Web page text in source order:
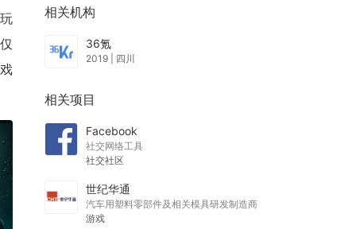
相关机构
36氪
2019 四川
相关项目
Facebook
社交网络工具
社交社区
世纪华通
汽车用塑料零部件及相关模具研发制造商
游戏